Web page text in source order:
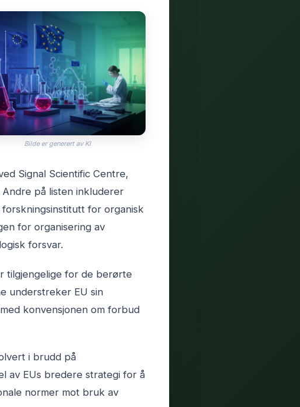
Bilde er generert av KI
Signal Scientific Centre,
på listen inkluderer
for organisk
for organisering av
forsvar.
tilgjengelige for de berørte
understreker EU sin
konvensjonen om forbud
i brudd på
av EUs bredere strategi for å
normer mot bruk av